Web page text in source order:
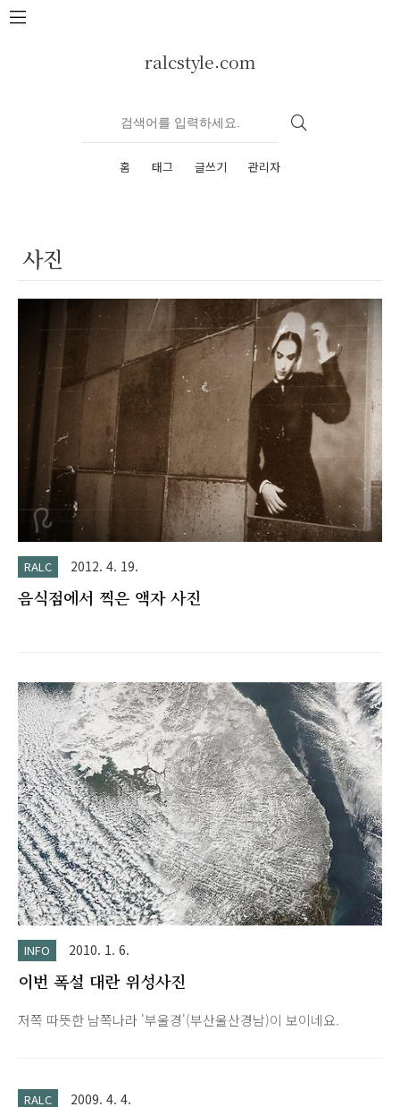
본문 바로가기
ralcstyle.com
홈 태그 글쓰기 관리자
사진
RALC 2012. 4. 19.
음식점에서 찍은 액자 사진
INFO 2010. 1. 6.
이번 폭설 대란 위성사진
저쪽 따뜻한 남쪽나라 '부울경'(부산울산경남)이 보이네요.
RALC 2009. 4. 4.